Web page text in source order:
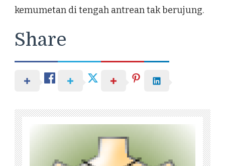
kemumetan di tengah antrean tak berujung.
Share